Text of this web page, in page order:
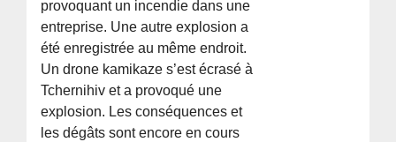
provoquant un incendie dans une
entreprise. Une autre explosion a
été enregistrée au même endroit.
Un drone kamikaze s’est écrasé à
Tchernihiv et a provoqué une
explosion. Les conséquences et
les dégâts sont encore en cours